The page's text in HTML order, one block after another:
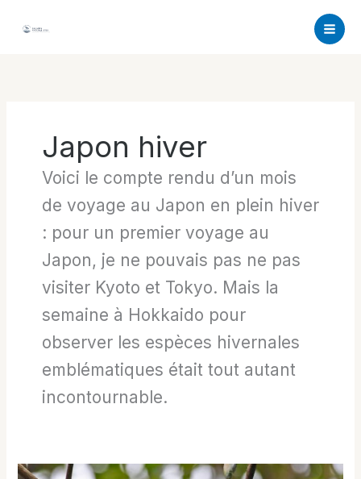
Japon hiver
Voici le compte rendu d’un mois
de voyage au Japon en plein hiver
: pour un premier voyage au
Japon, je ne pouvais pas ne pas
visiter Kyoto et Tokyo. Mais la
semaine à Hokkaido pour
observer les espèces hivernales
emblématiques était tout autant
incontournable.